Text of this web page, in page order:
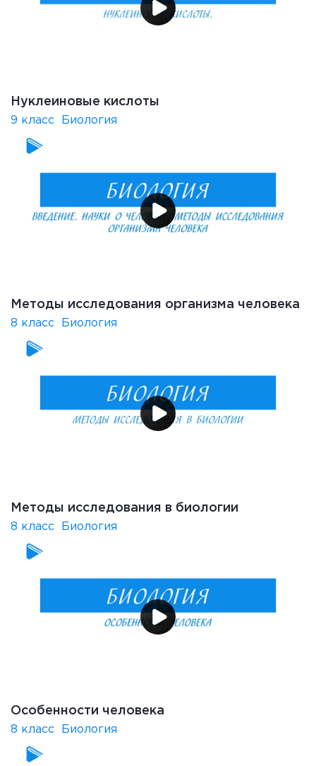
Нуклеиновые кислоты
9 класс Биология
Методы исследования организма человека
8 класс Биология
Методы исследования в биологии
8 класс Биология
Особенности человека
8 класс Биология